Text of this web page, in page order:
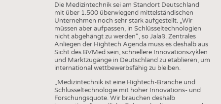
ADRESSEN & LINKS
PUBLIKATIONEN
Die Medizintechnik sei am Standort Deutschland
mit über 1.500 überwiegend mittelständischen
Unternehmen noch sehr stark aufgestellt. „Wir
müssen aber aufpassen, in Schlüsseltechnologien
nicht abgehängt zu werden“, so Jalaß. Zentrales
Anliegen der Hightech Agenda muss es deshalb aus
Sicht des BVMed sein, schnellere Innovationszyklen
und Marktzugänge in Deutschland zu etablieren, um
international wettbewerbsfähig zu bleiben.
„Medizintechnik ist eine Hightech-Branche und
Schlüsseltechnologie mit hoher Innovations- und
Forschungsquote. Wir brauchen deshalb